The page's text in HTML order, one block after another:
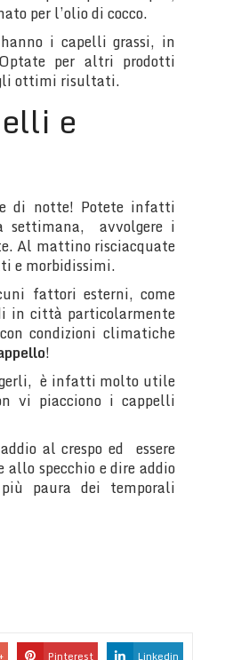
per l’olio di cocco.
i capelli grassi, in
per altri prodotti
ottimi risultati.
e
di notte! Potete infatti
settimana, avvolgere i
Al mattino risciacquate
e morbidissimi.
fattori esterni, come
in città particolarmente
condizioni climatiche
!
è infatti molto utile
vi piacciono i cappelli
al crespo ed essere
specchio e dire addio
paura dei temporali
Pinterest Linkedin